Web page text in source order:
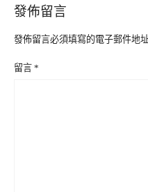
發佈留言
發佈留言必須填寫的電子郵件地
留言 *